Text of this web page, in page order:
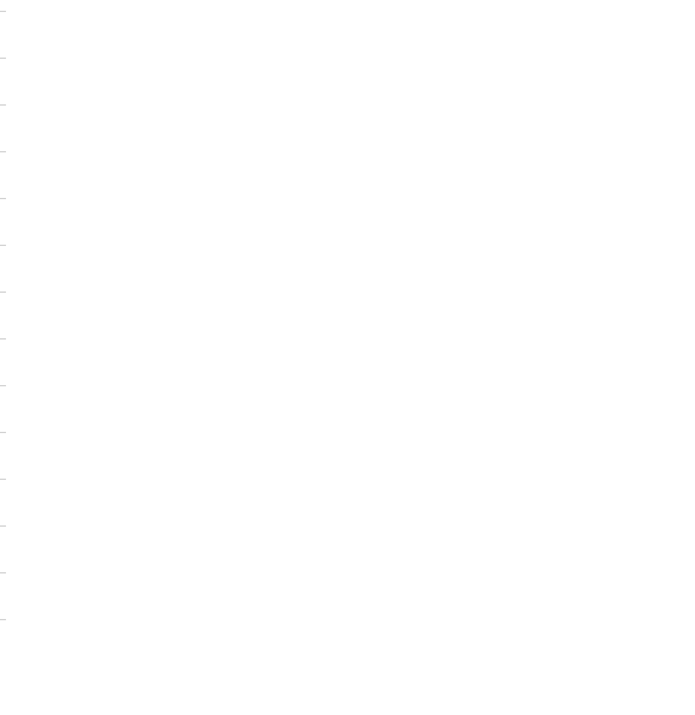
und Sport, Sportanlagen
Tierschutz, Jagd, Fischerei, Viehzucht
Todesanzeige, Zivilstandsamt, Erben, Erbenliste
Militärdienstverweigerer, Dienstverweigerer, Militärdienstverweigerung,
(WAS Luzern)
technische Betriebe, Alarmierung, Sirenentest